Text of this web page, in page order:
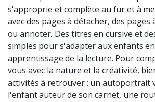
s'approprie et complète au fur et à
avec des pages à détacher, des
ou annoter. Des titres en cursive et
simples pour s'adapter aux enfants
apprentissage de la lecture. Pour
vous avec la nature et la créativité,
activités à retrouver : un autoportrait
l'enfant auteur de son carnet, une